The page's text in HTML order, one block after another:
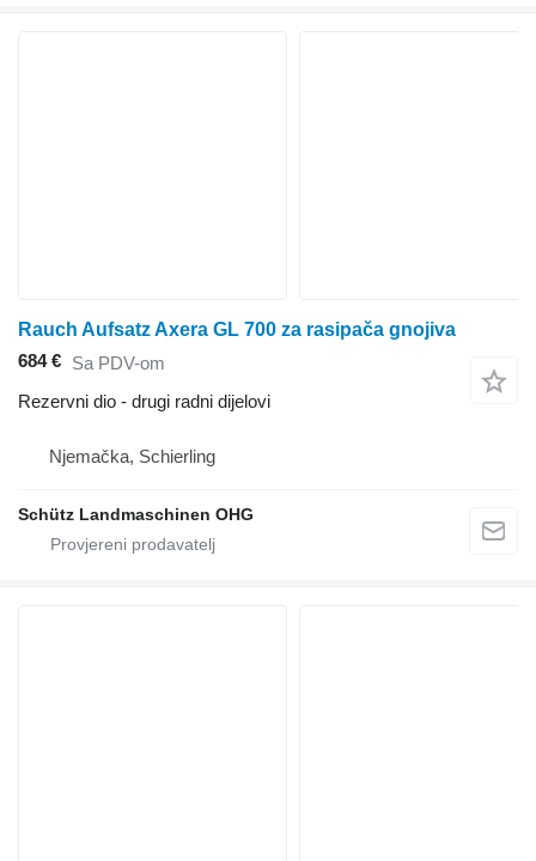
Rauch Aufsatz Axera GL 700 za rasipača gnojiva
684 € Sa PDV-om
Rezervni dio - drugi radni dijelovi
Njemačka, Schierling
Schütz Landmaschinen OHG